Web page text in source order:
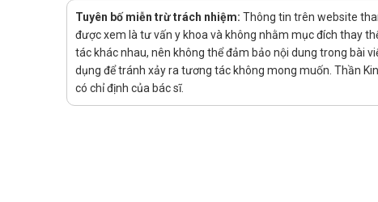
Tuyên bố miễn trừ trách nhiệm: Thông tin trên website
được xem là tư vấn y khoa và không nhằm mục đích thay
tác khác nhau, nên không thể đảm bảo nội dung trong bài
dụng để tránh xảy ra tương tác không mong muốn. Thần
có chỉ định của bác sĩ.